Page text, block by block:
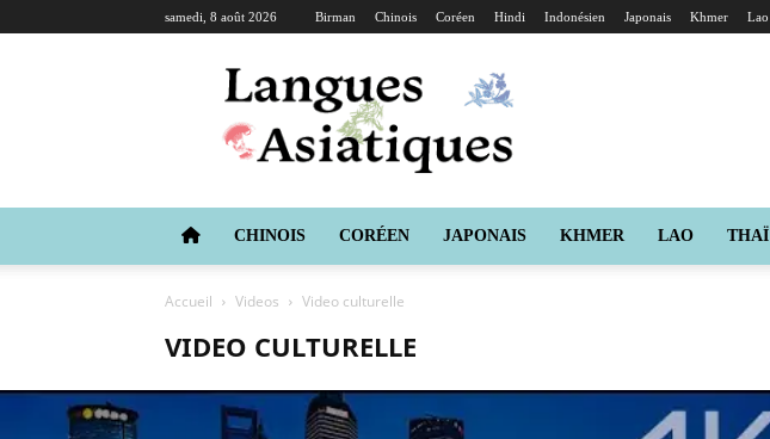
samedi, 8 août 2026 Birman Chinois Coréen Hindi Indonésien Japonais Khmer Lao
Langues
Asiatiques
CHINOIS CORÉEN JAPONAIS KHMER LAO THAÏ
Accueil Videos Video culturelle
VIDEO CULTURELLE